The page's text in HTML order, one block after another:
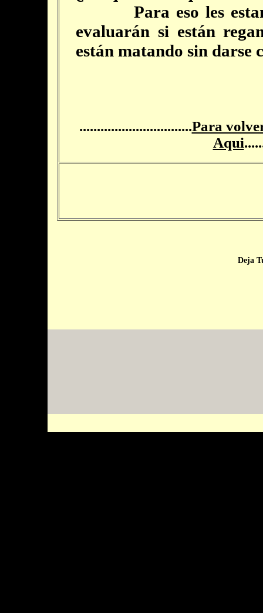
Para eso les
evaluarán si están
están matando sin darse
................................Para
Aqui
Deja